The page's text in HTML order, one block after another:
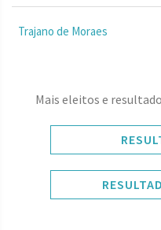
Trajano de Moraes
Mais eleitos e